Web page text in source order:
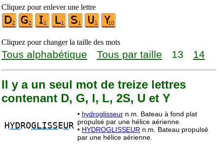
Cliquez pour enlever une lettre
Cliquez pour changer la taille des mots
Tous alphabétique Tous par taille 13 14
Il y a un seul mot de treize lettres
contenant D, G, I, L, 2S, U et Y
HYD ROGLISS EU R
• hydroglisseur n.m. Bateau à fond plat
propulsé par une hélice aérienne.
• HYDROGLISSEUR n.m. Bateau propulsé
par une hélice aérienne.